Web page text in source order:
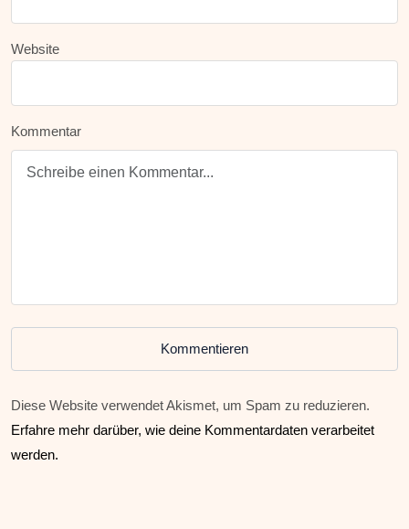
Website
Kommentar
Kommentieren
Diese Website verwendet Akismet, um Spam zu reduzieren.
Erfahre mehr darüber, wie deine Kommentardaten verarbeitet
werden.